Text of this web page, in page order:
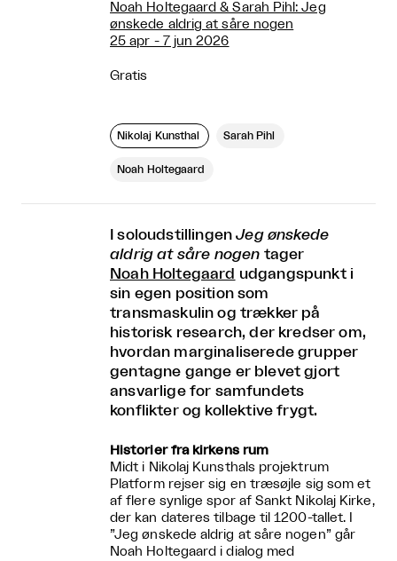
Noah Holtegaard & Sarah Pihl: Jeg
ønskede aldrig at såre nogen
25 apr - 7 jun 2026
Gratis
Nikolaj Kunsthal Sarah Pihl
Noah Holtegaard
I soloudstillingenJeg ønskede
aldrig at såre nogen tager
Noah Holtegaard udgangspunkt i
sin egen position som
transmaskulin og trækker på
historisk research, der kredser om,
hvordan marginaliserede grupper
gentagne gange er blevet gjort
ansvarlige for samfundets
konflikter og kollektive frygt.
Historier fra kirkens rum
Midt i Nikolaj Kunsthals projektrum
Platform rejser sig en træsøjle sig som et
af flere synlige spor af Sankt Nikolaj Kirke,
der kan dateres tilbage til 1200-tallet. I
”Jeg ønskede aldrig at såre nogen” går
Noah Holtegaard i dialog med